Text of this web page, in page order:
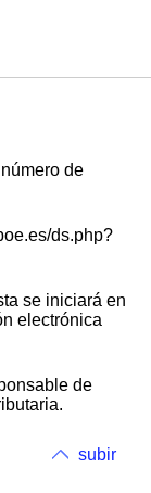
de
ds.php?
se iniciará en
electrónica
de
subir